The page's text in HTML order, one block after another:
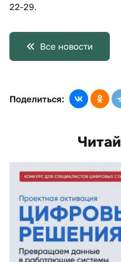
22-29.
Все новости
Поделиться: